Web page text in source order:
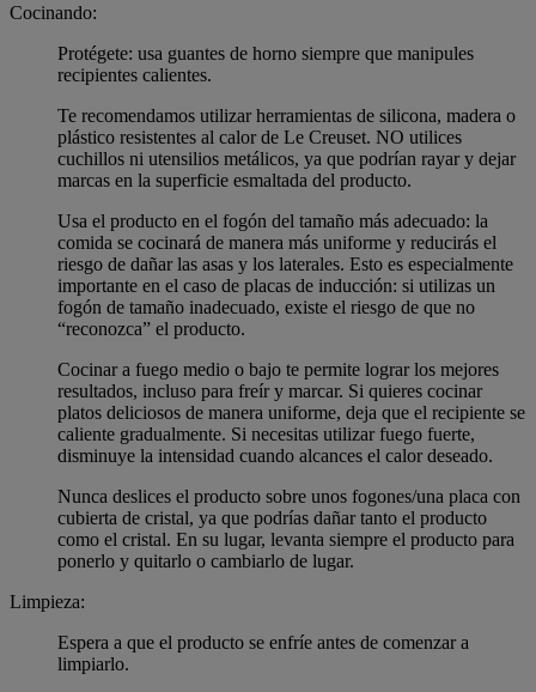
Cocinando:
Protégete: usa guantes de horno siempre que manipules
recipientes calientes.
Te recomendamos utilizar herramientas de silicona, madera o
plástico resistentes al calor de Le Creuset. NO utilices
cuchillos ni utensilios metálicos, ya que podrían rayar y dejar
marcas en la superficie esmaltada del producto.
Usa el producto en el fogón del tamaño más adecuado: la
comida se cocinará de manera más uniforme y reducirás el
riesgo de dañar las asas y los laterales. Esto es especialmente
importante en el caso de placas de inducción: si utilizas un
fogón de tamaño inadecuado, existe el riesgo de que no
“reconozca” el producto.
Cocinar a fuego medio o bajo te permite lograr los mejores
resultados, incluso para freír y marcar. Si quieres cocinar
platos deliciosos de manera uniforme, deja que el recipiente se
caliente gradualmente. Si necesitas utilizar fuego fuerte,
disminuye la intensidad cuando alcances el calor deseado.
Nunca deslices el producto sobre unos fogones/una placa con
cubierta de cristal, ya que podrías dañar tanto el producto
como el cristal. En su lugar, levanta siempre el producto para
ponerlo y quitarlo o cambiarlo de lugar.
Limpieza:
Espera a que el producto se enfríe antes de comenzar a
limpiarlo.